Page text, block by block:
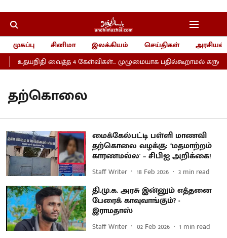
முகப்பு சினிமா இலக்கியம் செய்திகள்
அரசியல்
உதயநிதி வைத்த 4 கேள்விகள்... முழுமையாக பதில்கூறாமல்
தற்கொலை
மைக்கேல்பட்டி பள்ளி மாணவி
தற்கொலை வழக்கு: ‘மதமாற்றம்
காரணமல்ல' – சிபிஐ அறிக்கை!
Staff Writer 18 Feb 2026 3 min read
தி.மு.க. அரசு இன்னும் எத்தனை
பேரைக் காவுவாங்கும்? -
இராமதாஸ்
Staff Writer 02 Feb 2026 1 min read